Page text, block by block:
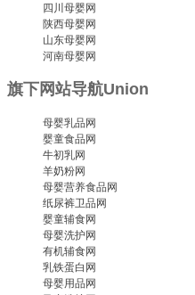
四川母婴网
陕西母婴网
山东母婴网
河南母婴网
旗下网站导航Union
母婴乳品网
婴童食品网
牛初乳网
羊奶粉网
母婴营养食品网
纸尿裤卫品网
婴童辅食网
母婴洗护网
有机辅食网
乳铁蛋白网
母婴用品网